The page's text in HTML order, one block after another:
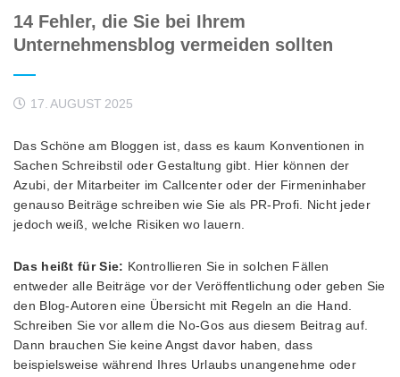
14 Fehler, die Sie bei Ihrem
Unternehmensblog vermeiden sollten
17. AUGUST 2025
Das Schöne am Bloggen ist, dass es kaum Konventionen in
Sachen Schreibstil oder Gestaltung gibt. Hier können der
Azubi, der Mitarbeiter im Callcenter oder der Firmeninhaber
genauso Beiträge schreiben wie Sie als PR-Profi. Nicht jeder
jedoch weiß, welche Risiken wo lauern.
Das heißt für Sie: Kontrollieren Sie in solchen Fällen
entweder alle Beiträge vor der Veröffentlichung oder geben Sie
den Blog-Autoren eine Übersicht mit Regeln an die Hand.
Schreiben Sie vor allem die No-Gos aus diesem Beitrag auf.
Dann brauchen Sie keine Angst davor haben, dass
beispielsweise während Ihres Urlaubs unangenehme oder